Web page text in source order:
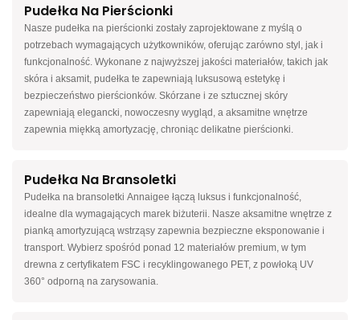
Pudełka Na Pierścionki
Nasze pudełka na pierścionki zostały zaprojektowane z myślą o
potrzebach wymagających użytkowników, oferując zarówno styl, jak i
funkcjonalność. Wykonane z najwyższej jakości materiałów, takich jak
skóra i aksamit, pudełka te zapewniają luksusową estetykę i
bezpieczeństwo pierścionków. Skórzane i ze sztucznej skóry
zapewniają elegancki, nowoczesny wygląd, a aksamitne wnętrze
zapewnia miękką amortyzację, chroniąc delikatne pierścionki.
Pudełka Na Bransoletki
Pudełka na bransoletki Annaigee łączą luksus i funkcjonalność,
idealne dla wymagających marek biżuterii. Nasze aksamitne wnętrze z
pianką amortyzującą wstrząsy zapewnia bezpieczne eksponowanie i
transport. Wybierz spośród ponad 12 materiałów premium, w tym
drewna z certyfikatem FSC i recyklingowanego PET, z powłoką UV
360° odporną na zarysowania.